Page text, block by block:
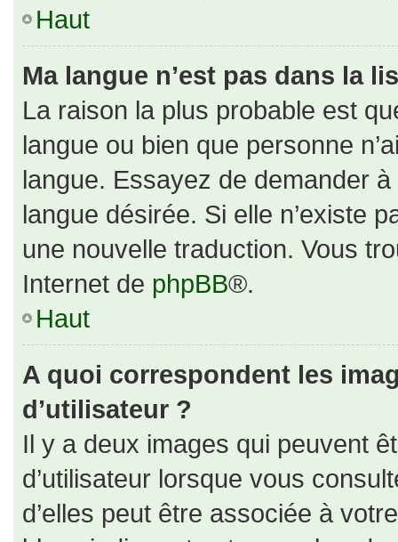
Haut
Ma langue n’est pas dans la
La raison la plus probable est
langue ou bien que personne
langue. Essayez de demander
langue désirée. Si elle n’existe
une nouvelle traduction. Vous
Internet de phpBB®.
Haut
A quoi correspondent les
d’utilisateur ?
Il y a deux images qui peuvent
d’utilisateur lorsque vous
d’elles peut être associée à